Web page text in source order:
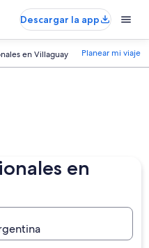
Descargar la app
en Villaguay Planear mi viaje
en